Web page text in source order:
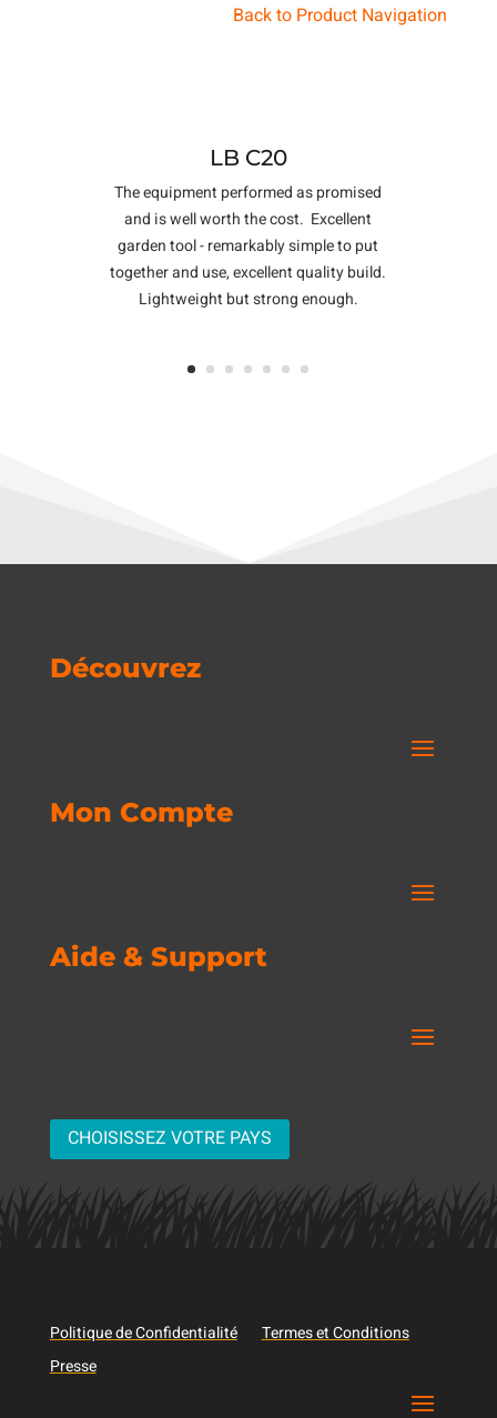
Back to Product Navigation
LB C20
The equipment performed as promised
and is well worth the cost. Excellent
garden tool - remarkably simple to put
together and use, excellent quality build.
Lightweight but strong enough.
Découvrez
Mon Compte
Aide & Support
CHOISISSEZ VOTRE PAYS
Politique de Confidentialité
Termes et Conditions
Presse